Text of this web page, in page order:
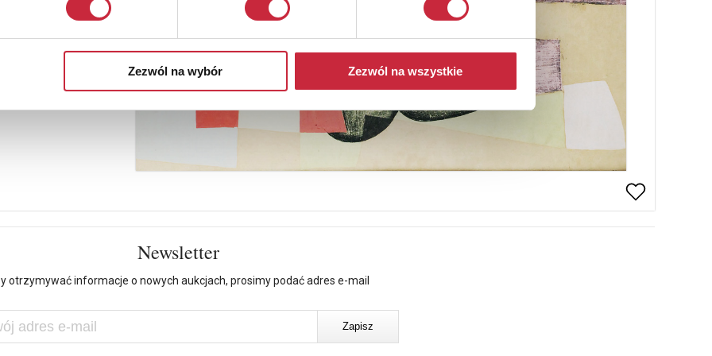
Zezwól na wybór Zezwól na wszystkie
Newsletter
otrzymywać informacje o nowych aukcjach, prosimy podać adres e-mail